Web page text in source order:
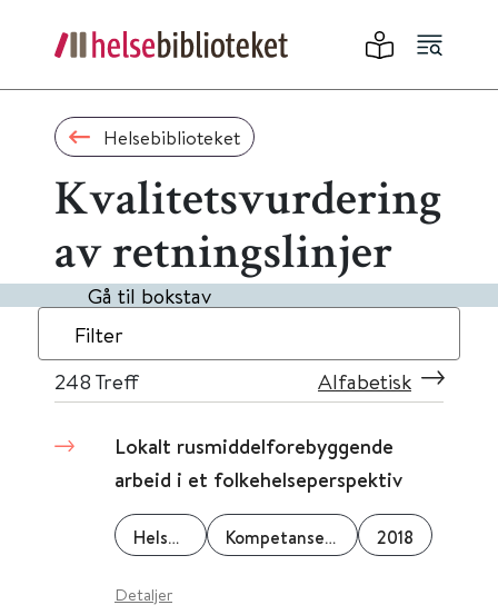
Helsebiblioteket
Kvalitetsvurdering
av retningslinjer
Gå til bokstav
Filter
248 Treff Alfabetisk
Lokalt rusmiddelforebyggende
arbeid i et folkehelseperspektiv
Helsedirektoratet Kompetansesenter Rus (KORUS) Midt 2018
Detaljer